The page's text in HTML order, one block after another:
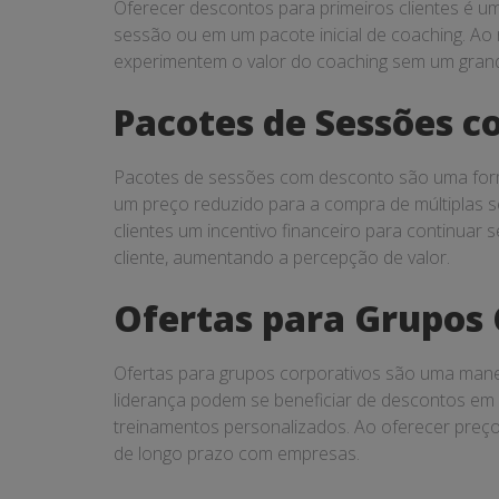
Oferecer descontos para primeiros clientes é
sessão ou em um pacote inicial de coaching.
experimentem o valor do coaching sem um
Pacotes de Sessões
Pacotes de sessões com desconto são uma
um preço reduzido para a compra de múltiplas
clientes um incentivo financeiro para continuar
cliente, aumentando a percepção de valor.
Ofertas para
Ofertas para grupos corporativos são uma
liderança podem se beneficiar de descontos
treinamentos personalizados. Ao oferecer
de longo prazo com empresas.